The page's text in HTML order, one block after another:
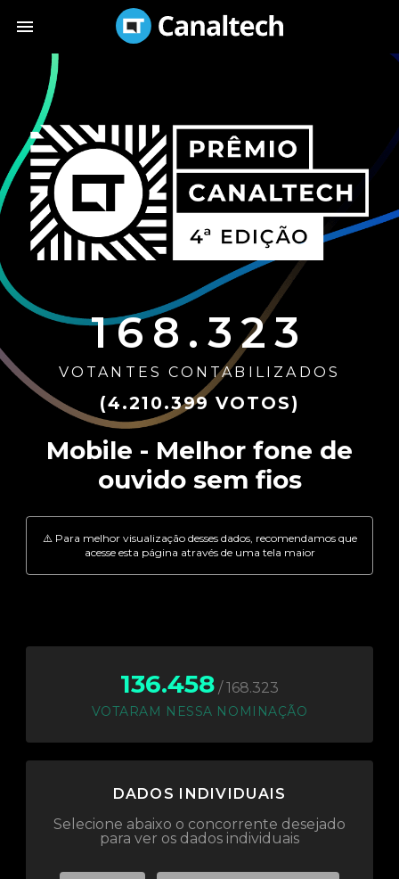
168.323
VOTANTES CONTABILIZADOS
(4.210.399 VOTOS)
136.458 / 168.323
VOTARAM NESSA NOMINAÇÃO
DADOS INDIVIDUAIS
Selecione abaixo o concorrente desejado
para ver os dados individuais